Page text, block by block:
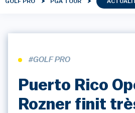
#GOLF PRO
Puerto Rico
Rozner finit